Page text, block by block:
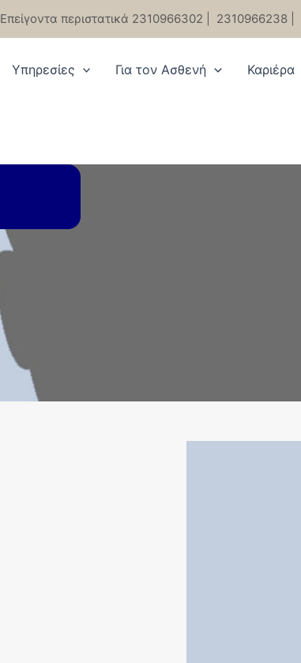
Επείγοντα περιστατικά 2310966302 2310966238
Υπηρεσίες Για τον Ασθενή Καριέρα